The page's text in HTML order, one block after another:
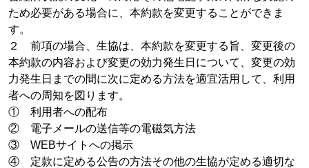
ため必要がある場合に、本約款を変更することができま
す。
２ 前項の場合、生協は、本約款を変更する旨、変更後の
本約款の内容および変更の効力発生日について、変更の効
力発生日までの間に次に定める方法を適宜活用して、利用
者への周知を図ります。
① 利用者への配布
② 電子メールの送信等の電磁気方法
③ WEBサイトへの掲示
④ 定款に定める公告の方法その他の生協が定める適切な